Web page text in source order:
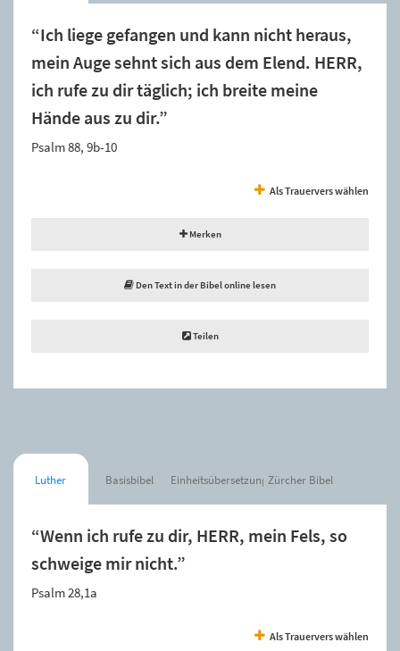
“Ich liege gefangen und kann nicht heraus,
mein Auge sehnt sich aus dem Elend. HERR,
ich rufe zu dir täglich; ich breite meine
Hände aus zu dir.”
Psalm 88, 9b-10
Als Trauervers wählen
Merken
Den Text in der Bibel online lesen
Teilen
Luther Basisbibel Einheitsübersetzung Zürcher Bibel
“Wenn ich rufe zu dir, HERR, mein Fels, so
schweige mir nicht.”
Psalm 28,1a
Als Trauervers wählen